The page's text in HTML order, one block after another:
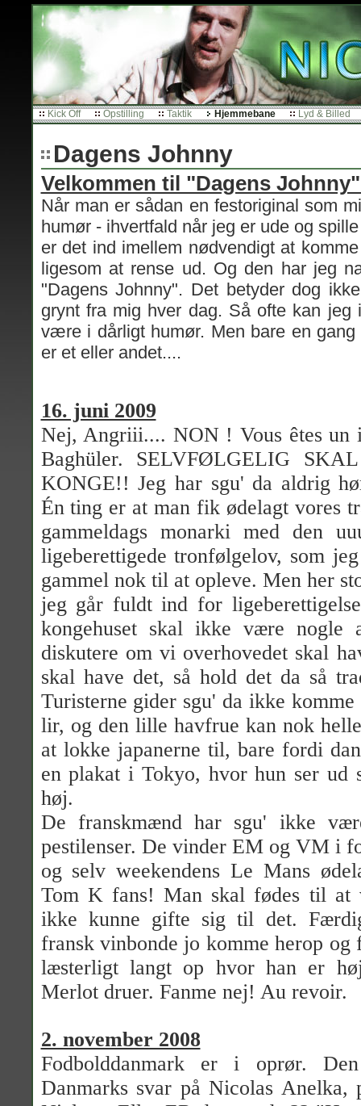
Kick Off Opstilling Taktik Hjemmebane Lyd & Billed
Dagens Johnny
Velkommen til "Dagens
Når man er sådan en festoriginal som
humør - ihvertfald når jeg er ude og
er det ind imellem nødvendigt at
ligesom at rense ud. Og den har jeg
"Dagens Johnny". Det betyder dog
grynt fra mig hver dag. Så ofte kan jeg
være i dårligt humør. Men bare en
er et eller andet....
16. juni 2009
Nej, Angriii.... NON ! Vous êtes un
Baghüler. SELVFØLGELIG
KONGE!! Jeg har sgu' da aldrig
Én ting er at man fik ødelagt vores
gammeldags monarki med den
ligeberettigede tronfølgelov, som
gammel nok til at opleve. Men her
jeg går fuldt ind for
kongehuset skal ikke være nogle
diskutere om vi overhovedet skal
skal have det, så hold det da så
Turisterne gider sgu' da ikke komme
lir, og den lille havfrue kan nok
at lokke japanerne til, bare fordi
en plakat i Tokyo, hvor hun ser ud
høj.
De franskmænd har sgu' ikke
pestilenser. De vinder EM og VM i
og selv weekendens Le Mans
Tom K fans! Man skal fødes til at
ikke kunne gifte sig til det.
fransk vinbonde jo komme herop og
læsterligt langt op hvor han er
Merlot druer. Fanme nej! Au revoir.
2. november 2008
Fodbolddanmark er i oprør.
Danmarks svar på Nicolas Anelka,